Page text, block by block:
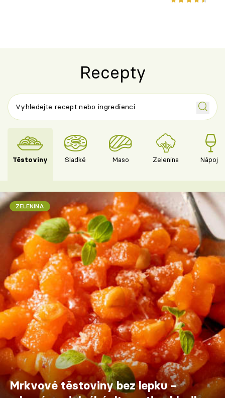
Recepty
Těstoviny Sladké Maso Zelenina Nápoje
ZELENINA
Mrkvové těstoviny bez lepku –